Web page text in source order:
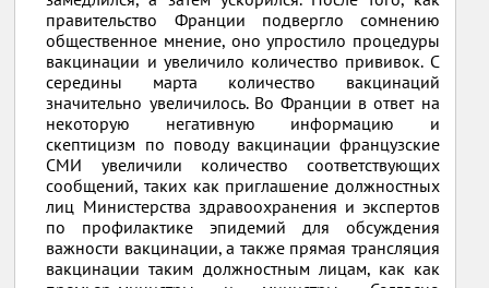
правительство Франции подвергло сомнению
общественное мнение, оно упростило процедуры
вакцинации и увеличило количество прививок. С
середины марта количество вакцинаций
значительно увеличилось. Во Франции в ответ на
некоторую негативную информацию и
скептицизм по поводу вакцинации французские
СМИ увеличили количество соответствующих
сообщений, таких как приглашение должностных
лиц Министерства здравоохранения и экспертов
по профилактике эпидемий для обсуждения
важности вакцинации, а также прямая трансляция
вакцинации таким должностным лицам, как как